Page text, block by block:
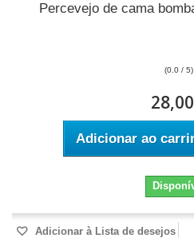
Percevejo de cama
(0.0 / 5)
Adicionar ao
Adicionar à Lista de desejos